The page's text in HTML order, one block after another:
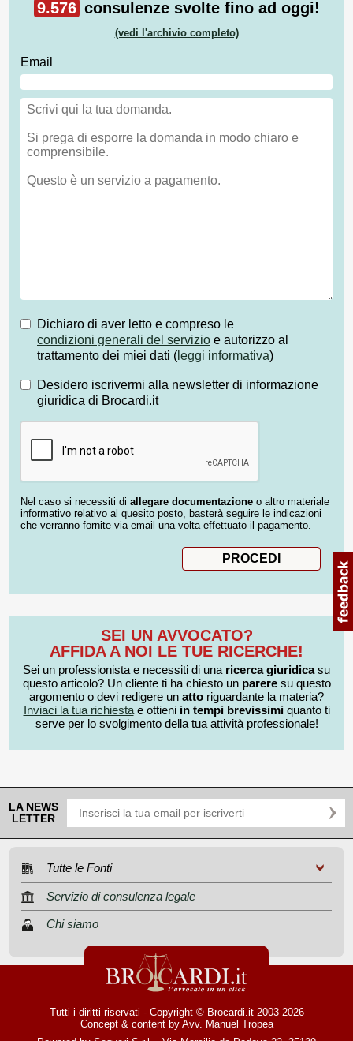
9.576 consulenze svolte fino ad oggi!
(vedi l'archivio completo)
Email
Dichiaro di aver letto e compreso le
condizioni generali del servizio e autorizzo al
trattamento dei miei dati ( leggi informativa)
Desidero iscrivermi alla newsletter di informazione
giuridica di Brocardi.it
Nel caso si necessiti di allegare documentazione o altro materiale
informativo relativo al quesito posto, basterà seguire le indicazioni
che verranno fornite via email una volta effettuato il pagamento.
SEI UN AVVOCATO?
AFFIDA A NOI LE TUE RICERCHE!
Sei un professionista e necessiti di una ricerca giuridicasu
questo articolo? Un cliente ti ha chiesto un pareresu questo
argomento o devi redigere un atto riguardante la materia?
Inviaci la tua richiestae ottieni in tempi brevissimiquanto ti
serve per lo svolgimento della tua attività professionale!
LA NEWS
LETTER
Tutte le Fonti
Servizio di consulenza legale
Chi siamo
Tutti i diritti riservati - Copyright © Brocardi.it 2003-2026
Concept & content by Avv. Manuel Tropea